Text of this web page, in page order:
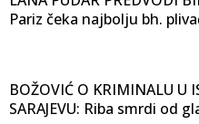
Pariz čeka najbolju bh.
BOŽOVIĆ O KRIMINALU U
SARAJEVU: Riba smrdi od